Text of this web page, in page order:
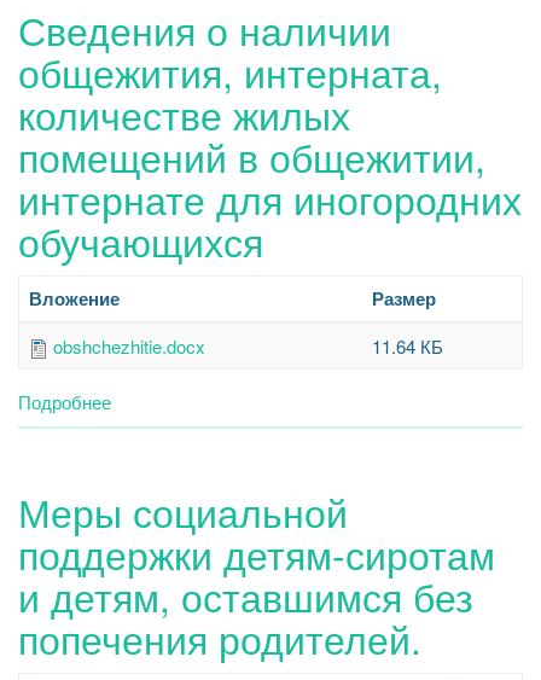
и
условиях
предоставления
обучающимся
стипендий
Сведения о наличии
общежития, интерната,
количестве жилых
помещений в общежитии,
интернате для иногородних
обучающихся
Вложение Размер
obshchezhitie.docx 11.64 КБ
Подробнее
Сведения
общежития,
интерната,
количестве
жилых
помещений
в
общежитии,
Меры социальной
поддержки детям-сиротам
и детям, оставшимся без
попечения родителей.